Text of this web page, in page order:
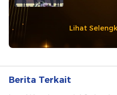
Lihat
Berita Terkait